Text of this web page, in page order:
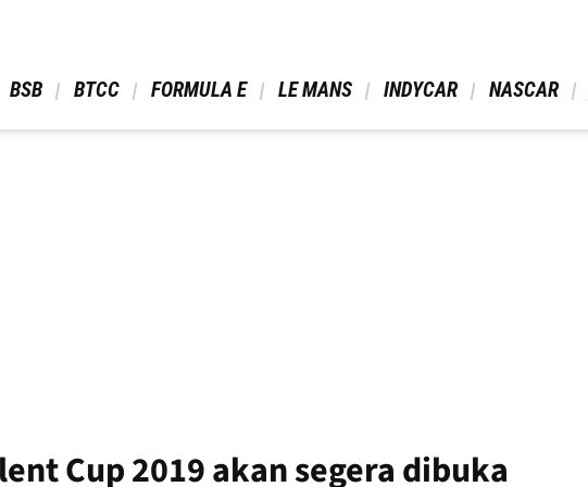
BSB BTCC FORMULA E LE MANS INDYCAR NASCAR
Cup 2019 akan segera dibuka